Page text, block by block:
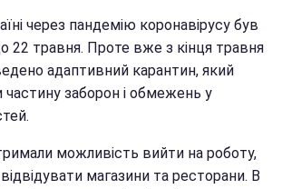
через пандемію коронавірусу був
22 травня. Проте вже з кінця травня
адаптивний карантин, який
заборон і обмежень у
можливість вийти на роботу,
магазини та ресторани. В